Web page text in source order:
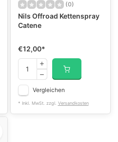
(0)
Nils Offroad Kettenspray
Catene
€12,00*
Vergleichen
* Inkl. MwSt. zzgl. Versandkosten